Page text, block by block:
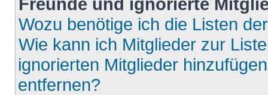
Wozu benötige ich die Listen
Wie kann ich Mitglieder zur
ignorierten Mitglieder
entfernen?